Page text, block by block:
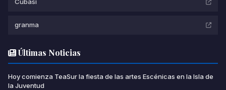
granma
Últimas Noticias
Hoy comienza TeaSur la fiesta de las artes Escénicas en la Isla de
la Juventud